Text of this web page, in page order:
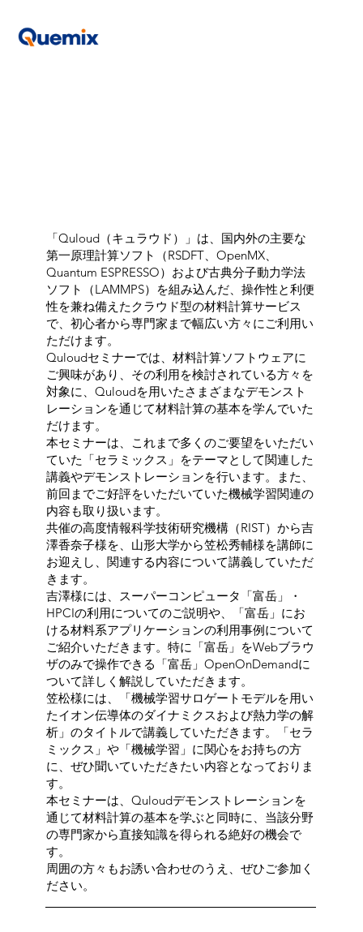
「Quloud（キュラウド）
」は、国内外の主要な
第一原理計算ソフト（RSDFT、OpenMX、
Quantum ESPRESSO）および古典分子動力学法
ソフト（LAMMPS）を組み込んだ、操作性と利便
性を兼ね備えたクラウド型の材料計算サービス
で、初心者から専門家まで幅広い方々にご利用い
ただけます。
Quloudセミナーでは、材料計算ソフトウェアに
ご興味があり、その利用を検討されている方々を
対象に、Quloudを用いたさまざまなデモンスト
レーションを通じて材料計算の基本を学んでいた
だけます。
本セミナーは、これまで多くのご要望をいただい
ていた「セラミックス」をテーマとして関連した
講義やデモンストレーションを行います。また、
前回までご好評をいただいていた機械学習関連の
内容も取り扱います。
共催の高度情報科学技術研究機構（RIST）から吉
澤香奈子様を、山形大学から笠松秀輔様を講師に
お迎えし、関連する内容について講義していただ
きます。
吉澤様には、スーパーコンピュータ「富岳」・
HPCIの利用についてのご説明や、「富岳」にお
ける材料系アプリケーションの利用事例について
ご紹介いただきます。特に「富岳」をWebブラウ
ザのみで操作できる「富岳」OpenOnDemandに
ついて詳しく解説していただきます。
笠松様には、「機械学習サロゲートモデルを用い
たイオン伝導体のダイナミクスおよび熱力学の解
析」のタイトルで講義していただきます。「セラ
ミックス」や「機械学習」に関心をお持ちの方
に、ぜひ聞いていただきたい内容となっておりま
す。
本セミナーは、Quloudデモンストレーションを
通じて材料計算の基本を学ぶと同時に、当該分野
の専門家から直接知識を得られる絶好の機会で
す。
周囲の方々もお誘い合わせのうえ、ぜひご参加く
ださい。